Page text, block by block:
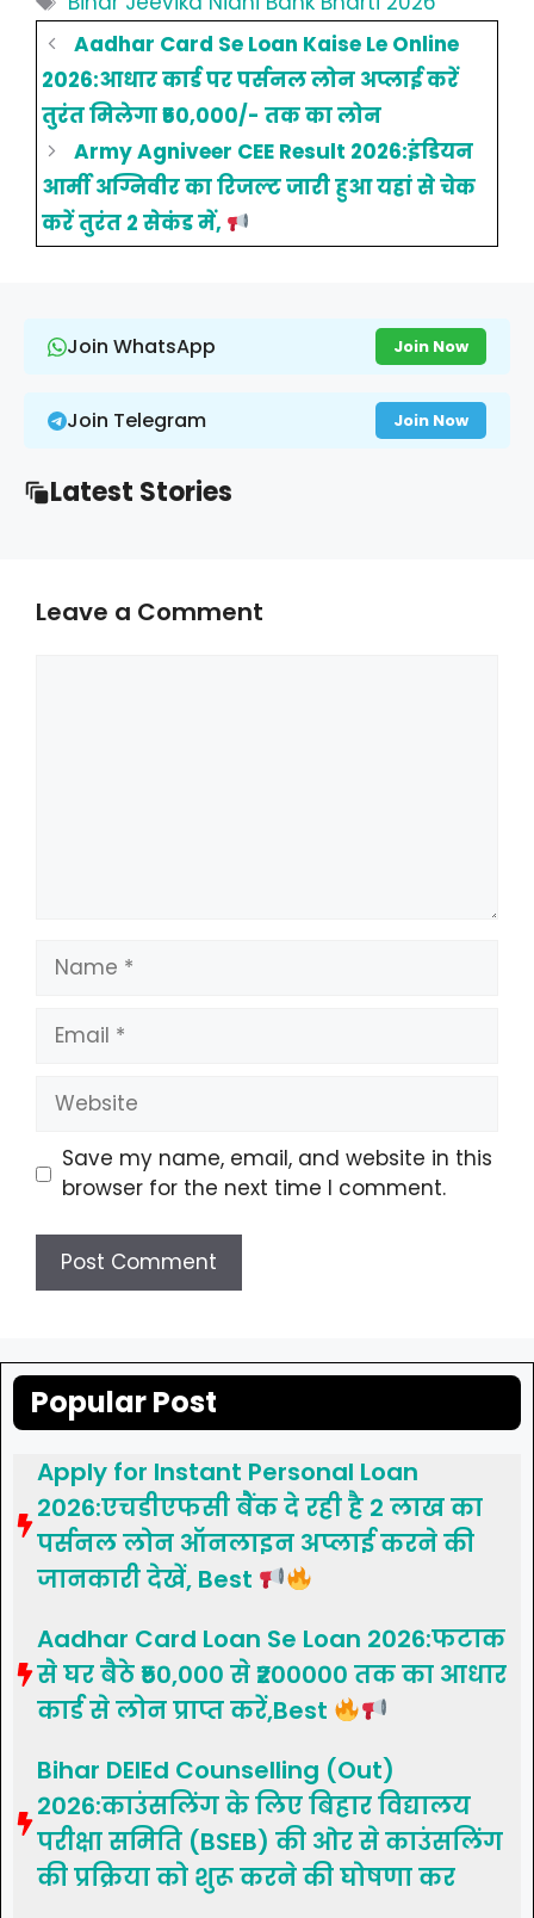
Aadhar Card Se Loan Kaise Le Online
2026:आधार कार्ड पर पर्सनल लोन अप्लाई करें
तुरंत मिलेगा ₹50,000/- तक का लोन
Army Agniveer CEE Result 2026:इंडियन
आर्मी अग्निवीर का रिजल्ट जारी हुआ यहां से चेक
करें तुरंत 2 सेकंड में,
Join WhatsApp Join Now
Join Telegram Join Now
Latest Stories
Leave a Comment
Name
Email
Website
Save my name, email, and website in this
browser for the next time I comment.
Popular Post
Apply for Instant Personal Loan
2026:एचडीएफसी बैंक दे रही है 2 लाख का
पर्सनल लोन ऑनलाइन अप्लाई करने की
जानकारी देखें, Best
Aadhar Card Loan Se Loan 2026:फटाक
से घर बैठे ₹50,000 से ₹200000 तक का आधार
कार्ड से लोन प्राप्त करें,Best
Bihar DElEd Counselling (Out)
2026:काउंसलिंग के लिए बिहार विद्यालय
परीक्षा समिति (BSEB) की ओर से काउंसलिंग
की प्रक्रिया को शुरू करने की घोषणा कर